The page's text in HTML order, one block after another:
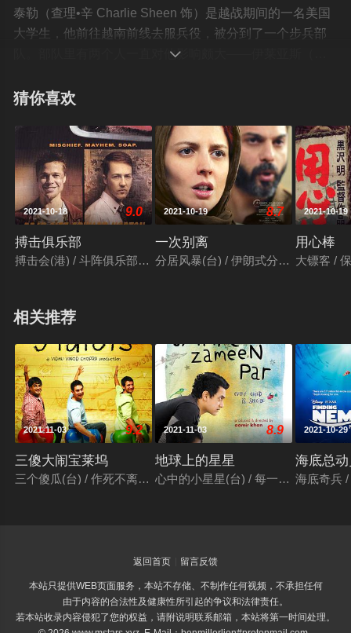
泰勒（查理•辛 Charlie Sheen 饰）是越战期间的一名美国
大学生，他前往越南前线去服兵役，被分到了一个步兵部
队。部队里有两个人一直对他影响颇大——伊莱亚斯（威
Berenger 饰）。他们两人对战争的看法截然不同，前者不
底谁对战争的看法才是正确。巴恩斯展开了一场残忍的屠
杀，越南整条村落都流血成河。伊莱亚斯力劝好友不要如
此残暴，却遭致二人关系的裂缝。巴恩斯更怀疑伊莱亚斯
向上司打小报告，友谊变为妒恨。于是，在一次丛林战争
中，他背着所有人，向伊莱亚斯扣下了扳机。泰勒却洞察
了这一切，他心里终于有了答案。©豆瓣

猜你喜欢
2021-10-18 9.0
搏击俱乐部
搏击会(港) / 斗阵俱乐部(台) / 格斗俱乐部 / 搏击俱乐部
2021-10-19 8.7
一次别离
分居风暴(台) / 伊朗式分居(港) / 内达
2021-10-19
用心棒
大镖客 /
相关推荐
2021-11-03 9.2
三傻大闹宝莱坞
三个傻瓜(台) / 作死不离3兄弟(港) / 三个白痴 / 三个傻蛋 / 三个呆
2021-11-03 8.9
地球上的星星
心中的小星星(台) / 每一个孩子都是特
2021-10-29
海底总
海底奇兵
返回首页 留言反馈
本站只提供WEB页面服务，本站不存储、不制作任何视频，不承担任何
由于内容的合法性及健康性所引起的争议和法律责任。
若本站收录内容侵犯了您的权益，请附说明联系邮箱，本站将第一时间处理。